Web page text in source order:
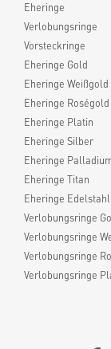
Eheringe
Verlobungsringe
Vorsteckringe
Eheringe Gold
Eheringe Weißgold
Eheringe Roségold
Eheringe Platin
Eheringe Silber
Eheringe
Eheringe Titan
Eheringe Edelstahl
Verlobungsringe
Verlobungsringe
Verlobungsringe
Verlobungsringe